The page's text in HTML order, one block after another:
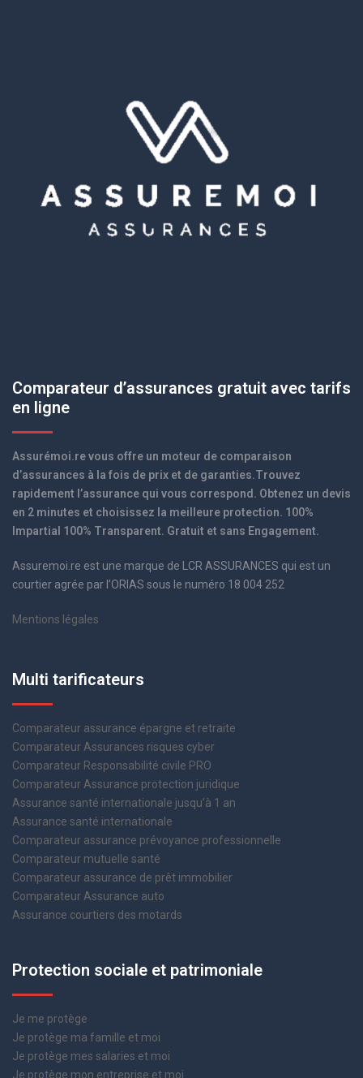
Comparateur d’assurances gratuit avec tarifs
en ligne
Assurémoi.re vous offre un moteur de comparaison
d’assurances à la fois de prix et de garanties.Trouvez
rapidement l’assurance qui vous correspond. Obtenez un devis
en 2 minutes et choisissez la meilleure protection. 100%
Impartial 100% Transparent. Gratuit et sans Engagement.
Assuremoi.re est une marque de LCR ASSURANCES qui est un
courtier agrée par l’ORIAS sous le numéro 18 004 252
Mentions légales
Multi tarificateurs
Comparateur assurance épargne et retraite
Comparateur Assurances risques cyber
Comparateur Responsabilité civile PRO
Comparateur Assurance protection juridique
Assurance santé internationale jusqu’à 1 an
Assurance santé internationale
Comparateur assurance prévoyance professionnelle
Comparateur mutuelle santé
Comparateur assurance de prêt immobilier
Comparateur Assurance auto
Assurance courtiers des motards
Protection sociale et patrimoniale
Je me protège
Je protège ma famille et moi
Je protège mes salaries et moi
Je protège mon entreprise et moi